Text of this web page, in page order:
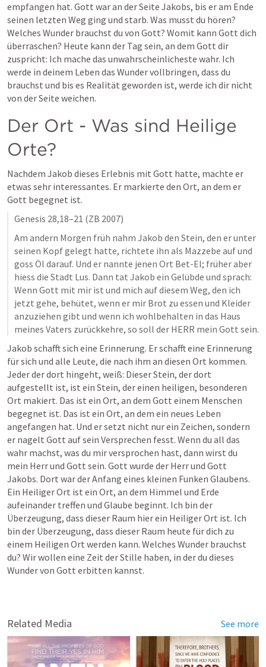
empfangen hat. Gott war an der Seite Jakobs, bis er am Ende
seinen letzten Weg ging und starb. Was musst du hören?
Welches Wunder brauchst du von Gott? Womit kann Gott dich
überraschen? Heute kann der Tag sein, an dem Gott dir
zuspricht: Ich mache das unwahrscheinlicheste wahr. Ich
werde in deinem Leben das Wunder vollbringen, dass du
brauchst und bis es Realität geworden ist, werde ich dir nicht
von der Seite weichen.
Der Ort - Was sind Heilige
Orte?
Nachdem Jakob dieses Erlebnis mit Gott hatte, machte er
etwas sehr interessantes. Er markierte den Ort, an dem er
Gott begegnet ist.
Genesis 28,18–21 (ZB 2007)
Am andern Morgen früh nahm Jakob den Stein, den er unter
seinen Kopf gelegt hatte, richtete ihn als Mazzebe auf und
goss Öl darauf. Und er nannte jenen Ort Bet-El; früher aber
hiess die Stadt Lus. Dann tat Jakob ein Gelübde und sprach:
Wenn Gott mit mir ist und mich auf diesem Weg, den ich
jetzt gehe, behütet, wenn er mir Brot zu essen und Kleider
anzuziehen gibt und wenn ich wohlbehalten in das Haus
meines Vaters zurückkehre, so soll der HERR mein Gott sein.
Jakob schafft sich eine Erinnerung. Er schafft eine Erinnerung
für sich und alle Leute, die nach ihm an diesen Ort kommen.
Jeder der dort hingeht, weiß: Dieser Stein, der dort
aufgestellt ist, ist ein Stein, der einen heiligen, besonderen
Ort makiert. Das ist ein Ort, an dem Gott einem Menschen
begegnet ist. Das ist ein Ort, an dem ein neues Leben
angefangen hat. Und er setzt nicht nur ein Zeichen, sondern
er nagelt Gott auf sein Versprechen fesst. Wenn du all das
wahr machst, was du mir versprochen hast, dann wirst du
mein Herr und Gott sein. Gott wurde der Herr und Gott
Jakobs. Dort war der Anfang eines kleinen Funken Glaubens.
Ein Heiliger Ort ist ein Ort, an dem Himmel und Erde
aufeinander treffen und Glaube beginnt. Ich bin der
Überzeugung, dass dieser Raum hier ein Heiliger Ort ist. Ich
bin der Überzeugung, dass dieser Raum heute für dich zu
einem Heiligen Ort werden kann. Welches Wunder brauchst
du? Wir wollen eine Zeit der Stille haben, in der du dieses
Wunder von Gott erbitten kannst.
Related Media See more